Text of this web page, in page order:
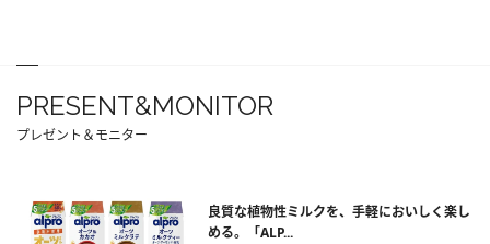
PRESENT&MONITOR
プレゼント＆モニター
良質な植物性ミルクを、手軽においしく楽し
める。「ALP...